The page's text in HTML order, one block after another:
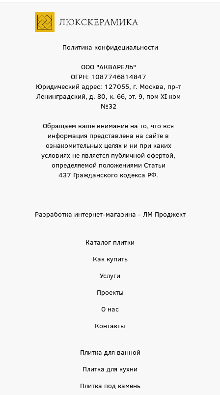
Политика конфидециальности
ООО "АКВАРЕЛЬ"
ОГРН: 1087746814847
Юридический адрес: 127055, г. Москва, пр-т
Ленинградский, д. 80, к. 66, эт. 9, пом XI ком
№32
Обращаем ваше внимание на то, что вся
информация представлена на сайте в
ознакомительных целях и ни при каких
условиях не является публичной офертой,
определяемой положениями Статьи
437 Гражданского кодекса РФ.
Разработка интернет-магазина - ЛМ Проджект
Каталог плитки
Как купить
Услуги
Проекты
О нас
Контакты
Плитка для ванной
Плитка для кухни
Плитка под камень